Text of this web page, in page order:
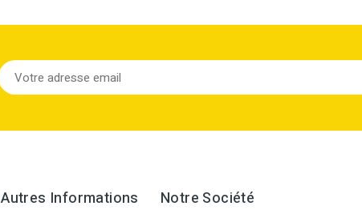
Autres Informations Notre Société